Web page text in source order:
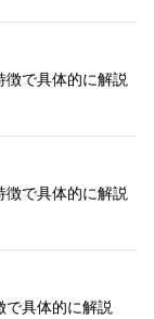
徴で具体的に解説
徴で具体的に解説
で具体的に解説